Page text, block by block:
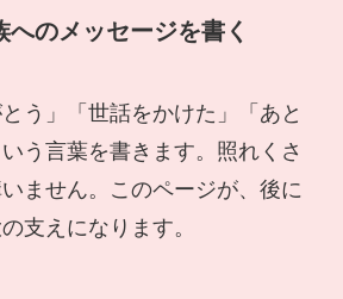
へのメッセージを書く
う」「世話をかけた」「あと
う言葉を書きます。照れくさ
ません。このページが、後に
支えになります。